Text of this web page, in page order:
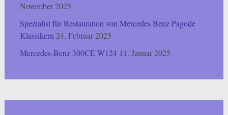
November 2025
Spezialist für Restauration von Mercedes Benz Pagode
Klassikern24. Februar 2025
Mercedes-Benz 300CE W124 11. Januar 2025